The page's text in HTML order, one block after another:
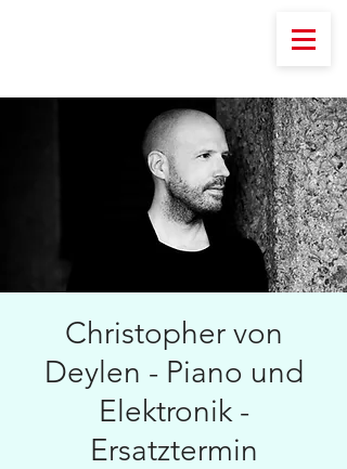
Christopher von
Deylen - Piano und
Elektronik -
Ersatztermin